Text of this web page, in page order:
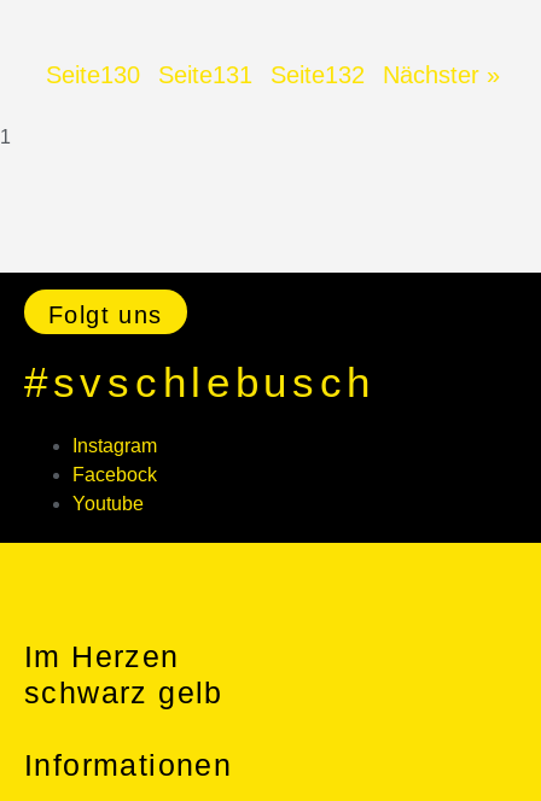
Seite130 Seite131 Seite132 Nächster »
Folgt uns
#svschlebusch
Instagram
Facebock
Youtube
Im Herzen
schwarz gelb
Informationen